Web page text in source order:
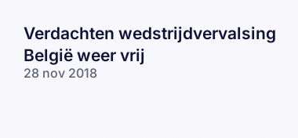
Verdachten wedstrijdvervalsing
België weer vrij
28 nov 2018